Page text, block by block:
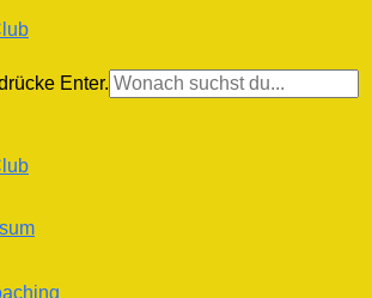
Enter.